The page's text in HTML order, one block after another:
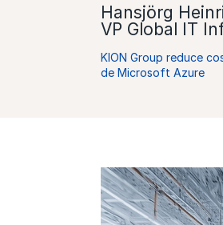
Hansjörg
VP Global IT
KION Group reduce
de Microsoft Azure